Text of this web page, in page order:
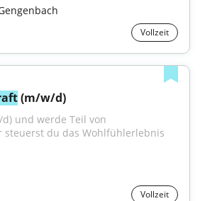
Vollzeit
(m/w/d)
und werde Teil von
steuerst du das Wohlfühlerlebnis
Vollzeit